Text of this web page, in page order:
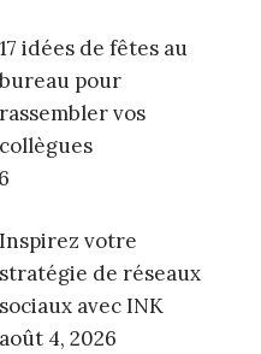
17 idées de fêtes au
bureau pour
rassembler vos
collègues
Inspirez votre
stratégie de réseaux
sociaux avec INK
août 4, 2026